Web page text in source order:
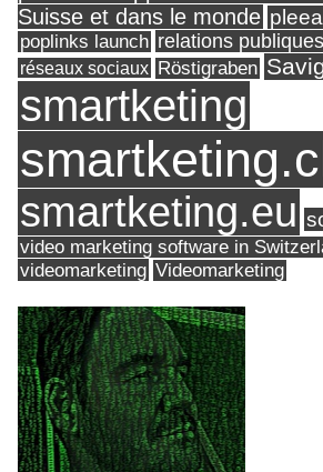
Suisse et dans le monde
poplinks launch relations
réseaux sociaux Röstigraben
smartketing
smartketing.eu
video marketing software in
videomarketing Videomarketing